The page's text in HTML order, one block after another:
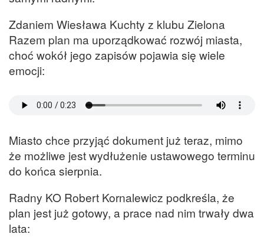
Zdaniem Wiesława Kuchty z klubu Zielona
Razem plan ma uporządkować rozwój miasta,
choć wokół jego zapisów pojawia się wiele
emocji:
Miasto chce przyjąć dokument już teraz, mimo
że możliwe jest wydłużenie ustawowego terminu
do końca sierpnia.
Radny KO Robert Kornalewicz podkreśla, że
plan jest już gotowy, a prace nad nim trwały dwa
lata: